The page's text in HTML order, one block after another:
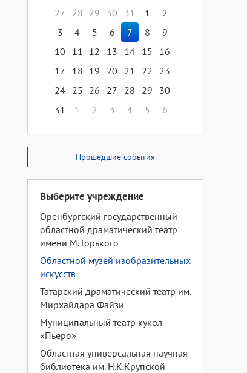
27
28 29 30 31 1
2
3
4 5 6 7 8
9
10
11 12 13 14 15
16
17
18 19 20 21 22
23
24 25 26 27 28 29
30
31
1 2 3 4 5 6
Прошедшие события
Выберите учреждение
Оренбургский государственный
областной драматический театр
имени М. Горького
Областной музей изобразительных
искусств
Татарский драматический театр им.
Мирхайдара Файзи
Муниципальный театр кукол
«Пьеро»
Областная универсальная научная
библиотека им. Н.К.Крупской